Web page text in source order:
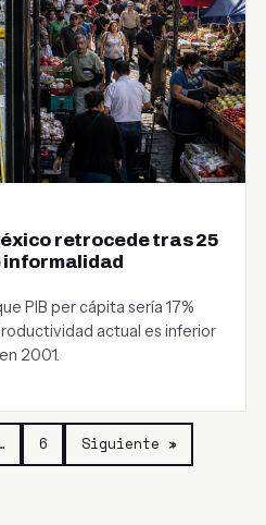
retrocede tras 25
informalidad
PIB per cápita sería 17%
actual es inferior
2001.
6 Siguiente »